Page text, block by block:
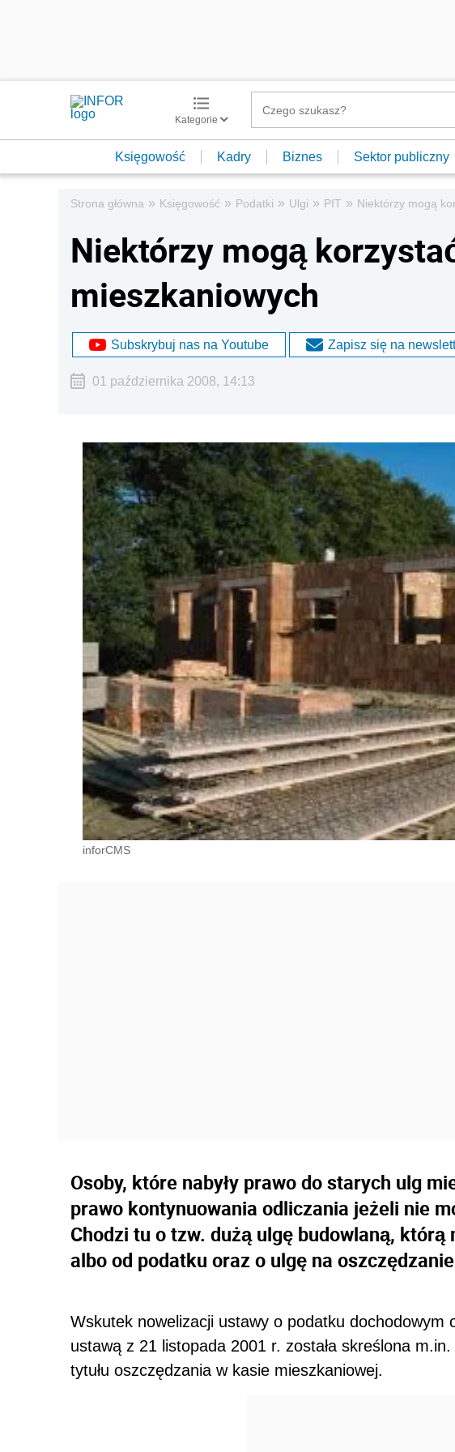
Kategorie
Księgowość Kadry Biznes Sektor publiczny
Strona główna » Księgowość » Podatki » Ulgi » PIT » Niektórzy mogą
Niektórzy mogą
mieszkaniowych
Subskrybuj nas na Youtube Zapisz się na
01 października 2008, 14:13
inforCMS
Osoby, które nabyły prawo do starych ulg
prawo kontynuowania odliczania jeżeli nie
Chodzi tu o tzw. dużą ulgę budowlaną,
albo od podatku oraz o ulgę na
Wskutek nowelizacji ustawy o podatku dochodowym
ustawą z 21 listopada 2001 r. została skreślona
tytułu oszczędzania w kasie mieszkaniowej.